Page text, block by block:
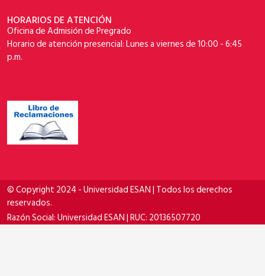
HORARIOS DE ATENCIÓN
Oficina de Admisión de Pregrado
Horario de atención presencial: Lunes a viernes de 10:00 - 6:45
p.m.
© Copyright 2024 - Universidad ESAN | Todos los derechos
reservados.
Razón Social: Universidad ESAN | RUC: 20136507720